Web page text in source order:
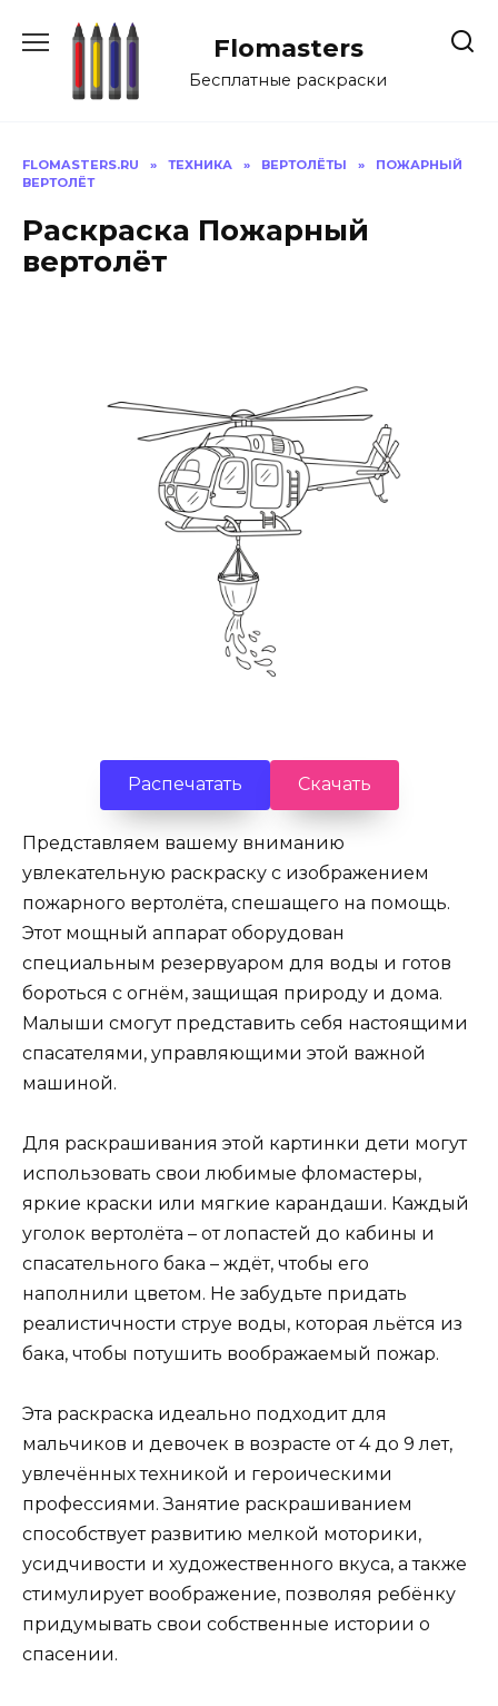
Flomasters
Бесплатные раскраски
FLOMASTERS.RU » ТЕХНИКА » ВЕРТОЛЁТЫ »
ПОЖАРНЫЙ
ВЕРТОЛЁТ
Раскраска Пожарный
вертолёт
Распечатать Скачать
Представляем вашему вниманию
увлекательную раскраску с изображением
пожарного вертолёта, спешащего на помощь.
Этот мощный аппарат оборудован
специальным резервуаром для воды и готов
бороться с огнём, защищая природу и дома.
Малыши смогут представить себя настоящими
спасателями, управляющими этой важной
машиной.
Для раскрашивания этой картинки дети могут
использовать свои любимые фломастеры,
яркие краски или мягкие карандаши. Каждый
уголок вертолёта – от лопастей до кабины и
спасательного бака – ждёт, чтобы его
наполнили цветом. Не забудьте придать
реалистичности струе воды, которая льётся из
бака, чтобы потушить воображаемый пожар.
Эта раскраска идеально подходит для
мальчиков и девочек в возрасте от 4 до 9 лет,
увлечённых техникой и героическими
профессиями. Занятие раскрашиванием
способствует развитию мелкой моторики,
усидчивости и художественного вкуса, а также
стимулирует воображение, позволяя ребёнку
придумывать свои собственные истории о
спасении.